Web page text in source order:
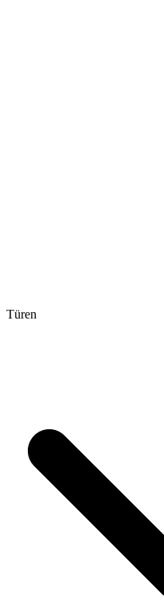
Türen